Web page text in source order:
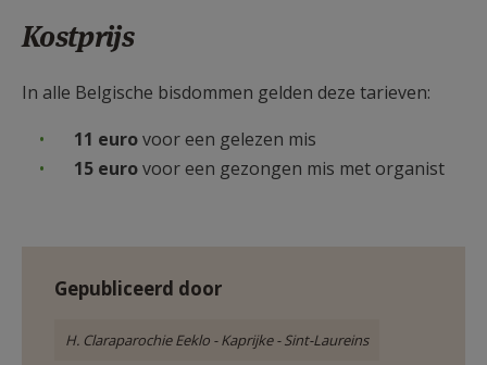
Kostprijs
In alle Belgische bisdommen gelden deze tarieven:
11 eurovoor een gelezen mis
15 eurovoor een gezongen mis met organist
Gepubliceerd door
H. Claraparochie Eeklo - Kaprijke - Sint-Laureins